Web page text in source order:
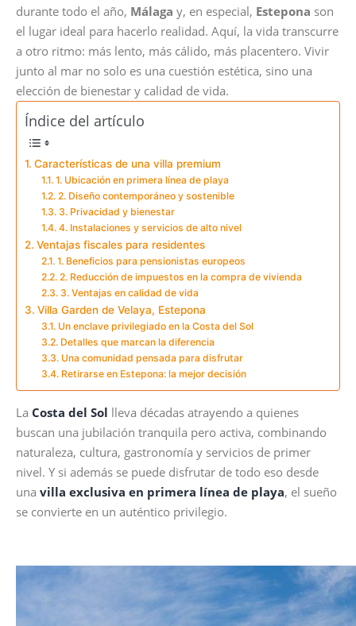
durante todo el año, Málaga y, en especial, Estepona son
el lugar ideal para hacerlo realidad. Aquí, la vida transcurre
a otro ritmo: más lento, más cálido, más placentero. Vivir
junto al mar no solo es una cuestión estética, sino una
elección de bienestar y calidad de vida.
Índice del artículo
Características de una villa premium
1. Ubicación en primera línea de playa
2. Diseño contemporáneo y sostenible
3. Privacidad y bienestar
4. Instalaciones y servicios de alto nivel
Ventajas fiscales para residentes
1. Beneficios para pensionistas europeos
2. Reducción de impuestos en la compra de vivienda
3. Ventajas en calidad de vida
Villa Garden de Velaya, Estepona
Un enclave privilegiado en la Costa del Sol
Detalles que marcan la diferencia
Una comunidad pensada para disfrutar
Retirarse en Estepona: la mejor decisión
La Costa del Sol lleva décadas atrayendo a quienes
buscan una jubilación tranquila pero activa, combinando
naturaleza, cultura, gastronomía y servicios de primer
nivel. Y si además se puede disfrutar de todo eso desde
una villa exclusiva en primera línea de playa, el sueño
se convierte en un auténtico privilegio.